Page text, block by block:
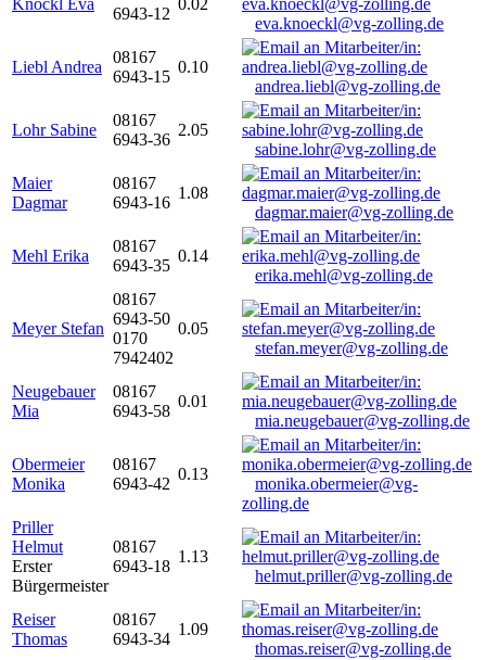
Knöckl Eva
6943-12
0.02
eva.knoeckl@vg-zolling.de
Liebl Andrea
08167
6943-15
0.10
andrea.liebl@vg-zolling.de
Lohr Sabine
08167
6943-36
2.05
sabine.lohr@vg-zolling.de
Maier
Dagmar
08167
6943-16
1.08
dagmar.maier@vg-zolling.de
Mehl Erika
08167
6943-35
0.14
erika.mehl@vg-zolling.de
Meyer Stefan
08167
6943-50
0170
7942402
0.05
stefan.meyer@vg-zolling.de
Neugebauer
Mia
08167
6943-58
0.01
mia.neugebauer@vg-zolling.de
Obermeier
Monika
08167
6943-42
0.13
monika.obermeier@vg-
zolling.de
Priller
Helmut
Erster
Bürgermeister
08167
6943-18
1.13
helmut.priller@vg-zolling.de
Reiser
Thomas
08167
6943-34
1.09
thomas.reiser@vg-zolling.de